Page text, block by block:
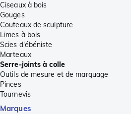
Ciseaux à bois
Gouges
Couteaux de sculpture
Limes à bois
Scies d'ébéniste
Marteaux
Serre-joints à colle
Outils de mesure et de marquage
Pinces
Tournevis
Marques